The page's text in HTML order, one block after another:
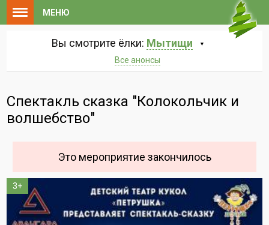
МЕНЮ
Вы смотрите ёлки: Мытищи
Все анонсы
Спектакль сказка "Колокольчик и
волшебство"
Это мероприятие закончилось
3+